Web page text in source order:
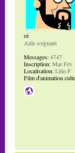
cé
Aide soignant
Messages:4747
Inscription:Mar Fév
Localisation:Lille-F
Film d'animation